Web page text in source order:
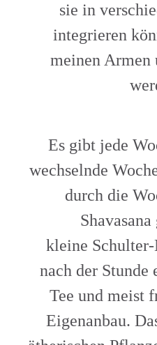
sie in
integrieren
meinen Armen
Es gibt jede
wechselnde
durch die
kleine Schulter-
nach der Stunde
Tee und meist
Eigenanbau.